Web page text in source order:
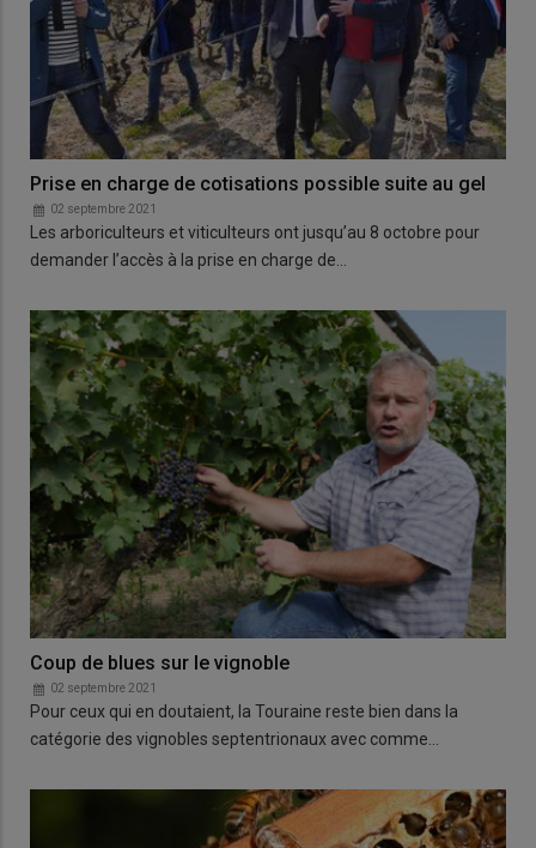
Prise en charge de cotisations possible suite au gel
02 septembre 2021
Les arboriculteurs et viticulteurs ont jusqu’au 8 octobre pour
demander l’accès à la prise en charge de…
Coup de blues sur le vignoble
02 septembre 2021
Pour ceux qui en doutaient, la Touraine reste bien dans la
catégorie des vignobles septentrionaux avec comme…